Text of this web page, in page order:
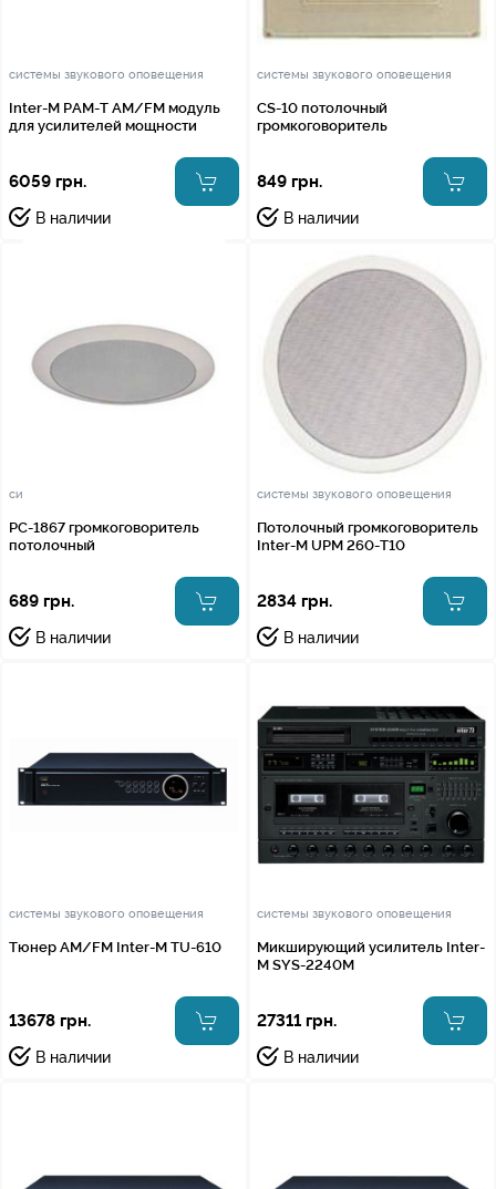
системы звукового оповещения
Inter-M PAM-T AM/FM модуль
для усилителей мощности
6059 грн.
В наличии
системы звукового оповещения
CS-10 потолочный
громкоговоритель
849 грн.
В наличии
системы звукового оповещения
PC-1867 громкоговоритель
потолочный
689 грн.
В наличии
системы звукового оповещения
Потолочный громкоговоритель
Inter-M UPM 260-T10
2834 грн.
В наличии
системы звукового оповещения
Тюнер AM/FM Inter-M TU-610
13678 грн.
В наличии
системы звукового оповещения
Микширующий усилитель Inter-
M SYS-2240M
27311 грн.
В наличии